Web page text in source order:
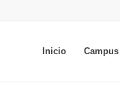
Inicio